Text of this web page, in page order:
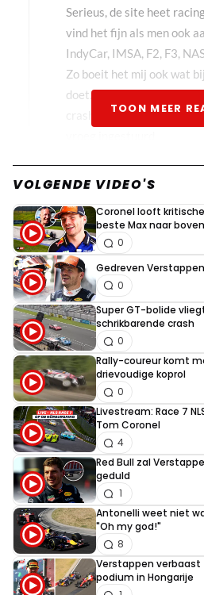
Serieus, de site heet
vind het fijn als men ook
IndyCar, IMSA, F2, F3,
Zo boeit het mij ook wat
doet. Al die crashes
crash was echt niks
Serious??
19 maart 2022 11:14
Als je op home jlikt
ziet, prima! Als je op
dan ook andre race
het niet helemaal goed
TOON MEER
VOLGENDE VIDEO'S
Coronel looft
beste Max naar
0
Gedreven
0
Super GT-bolide
schrikbarende crash
0
Rally-coureur komt
drievoudige koprol
0
Livestream: Race 7
Tom Coronel
4
Red Bull zal
geduld
1
Antonelli weet niet
"Oh my god!"
8
Verstappen
podium in Hongarije